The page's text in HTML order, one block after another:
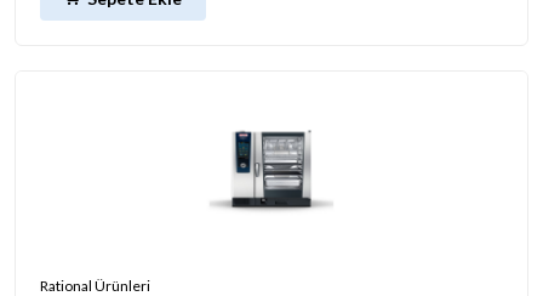
Rational Ürünleri